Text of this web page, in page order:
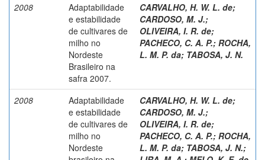
2008
Adaptabilidade
e estabilidade
de cultivares de
milho no
Nordeste
Brasileiro na
safra 2007.
CARVALHO, H. W. L. de;
CARDOSO, M. J.;
OLIVEIRA, I. R. de;
PACHECO, C. A. P.; ROCHA,
L. M. P. da; TABOSA, J. N.
2008
Adaptabilidade
e estabilidade
de cultivares de
milho no
Nordeste
CARVALHO, H. W. L. de;
CARDOSO, M. J.;
OLIVEIRA, I. R. de;
PACHECO, C. A. P.; ROCHA,
L. M. P. da; TABOSA, J. N.;